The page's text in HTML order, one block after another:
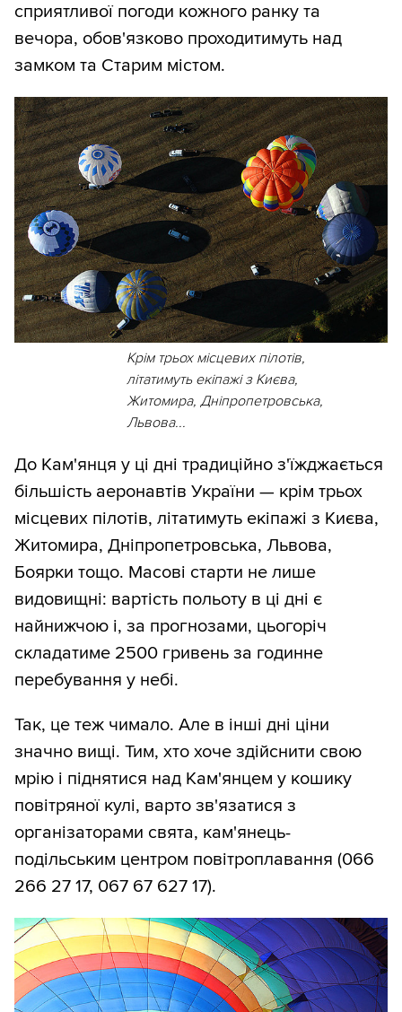
сприятливої погоди кожного ранку та
вечора, обов'язково проходитимуть над
замком та Старим містом.
Крім трьох місцевих пілотів,
літатимуть екіпажі з Києва,
Житомира, Дніпропетровська,
Львова...
До Кам'янця у ці дні традиційно з'їжджається
більшість аеронавтів України — крім трьох
місцевих пілотів, літатимуть екіпажі з Києва,
Житомира, Дніпропетровська, Львова,
Боярки тощо. Масові старти не лише
видовищні: вартість польоту в ці дні є
найнижчою і, за прогнозами, цьогоріч
складатиме 2500 гривень за годинне
перебування у небі.
Так, це теж чимало. Але в інші дні ціни
значно вищі. Тим, хто хоче здійснити свою
мрію і піднятися над Кам'янцем у кошику
повітряної кулі, варто зв'язатися з
організаторами свята, кам'янець-
подільським центром повітроплавання (066
266 27 17, 067 67 627 17).